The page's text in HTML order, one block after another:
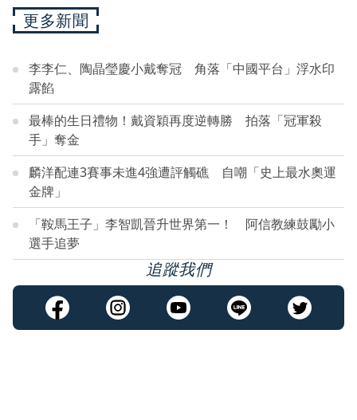
更多新聞
李李仁、陶晶瑩慶小戴奪冠 角落「中國平台」浮水印
露餡
最棒的生日禮物！戴資穎再度逆轉勝 拍落「冠軍殺
手」奪金
麟洋配連3賽事未進4強遭評觸礁 自嘲「史上最水奧運
金牌」
「鞍馬王子」李智凱晉升世界第一！ 阿信教練鼓勵小
選手追夢
追蹤我們